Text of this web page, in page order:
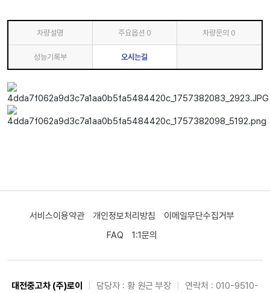
차량설명 주요옵션 0 차량문의 0
성능기록부 오시는길
서비스이용약관 개인정보처리방침
이메일무단수집거부
FAQ
1:1문의
대전중고차 (주)로이 담당자 : 황 원근 부장 연락처 : 010-9510-